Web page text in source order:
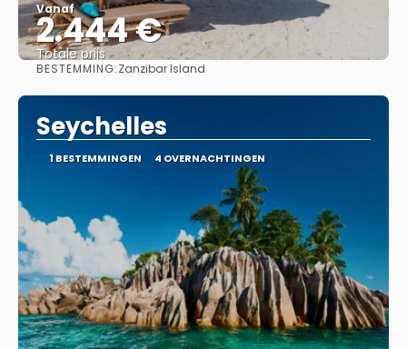
Vanaf
2.444 €
Totale prijs
Bekijk
BESTEMMING:Zanzibar Island
Seychelles
1 BESTEMMINGEN 4 OVERNACHTINGEN